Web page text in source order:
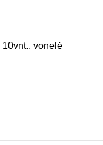
10vnt., vonelė